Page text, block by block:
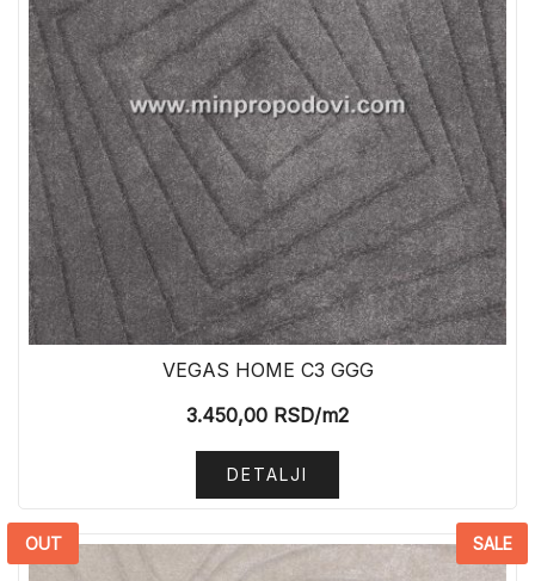
VEGAS HOME C3 GGG
3.450,00 RSD/m2
DETALJI
OUT SALE